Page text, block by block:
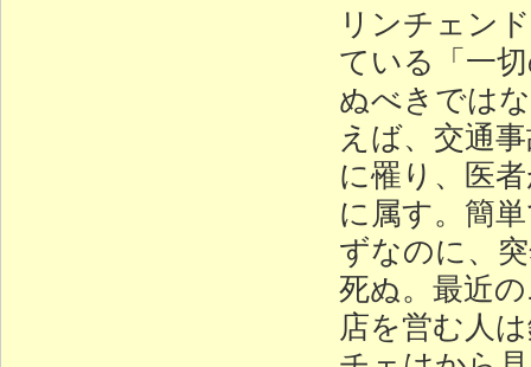
リンチェン
ている「一
ぬべきでは
えば、交通
に罹り、医
に属す。簡
ずなのに、
死ぬ。最近
店を営む人